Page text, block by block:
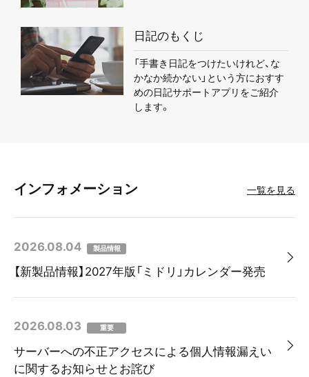
日記のもくじ
「手書き日記をつけたいけれど、な
かなか続かない」という方におすす
めの日記サポートアプリをご紹介
します。
インフォメーション
2026.08.04 製品情報
【新製品情報】2027年版「ミドリ」カレンダー発売
2026.08.03 重要
サーバーへの不正アクセスによる個人情報漏えい
に関するお知らせとお詫び
一覧を見る